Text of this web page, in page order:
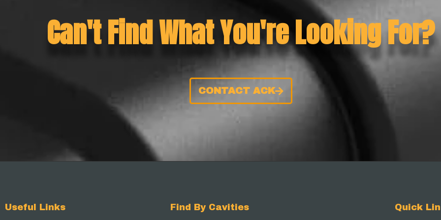
Can't Find What You're Looking For?
CONTACT ACK
Useful Links Find By Cavities Quick